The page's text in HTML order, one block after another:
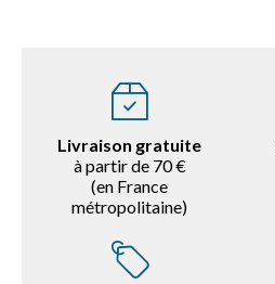
Livraison gratuite
à partir de 70 €
(en France
métropolitaine)